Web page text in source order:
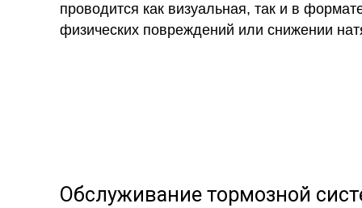
проводится как визуальная, так и в
физических повреждений или снижении
Обслуживание тормозной